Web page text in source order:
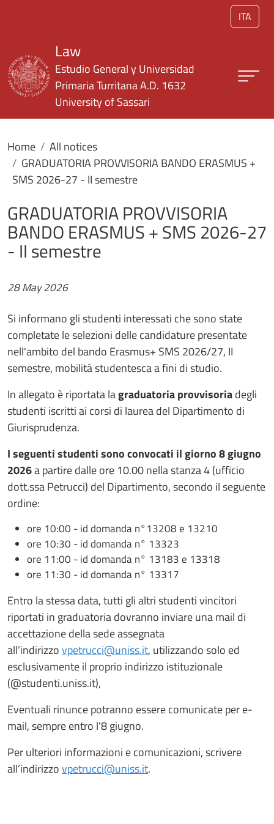
ITA
Law
Estudio General y Universidad
Primaria Turritana A.D. 1632
University of Sassari
Home
All notices
GRADUATORIA PROVVISORIA BANDO ERASMUS +
SMS 2026-27 - II semestre
GRADUATORIA PROVVISORIA
BANDO ERASMUS + SMS 2026-27
- II semestre
28 May 2026
Si informano gli studenti interessati che sono state
completate le selezioni delle candidature presentate
nell'ambito del bando Erasmus+ SMS 2026/27, II
semestre, mobilità studentesca a fini di studio.
In allegato è riportata lagraduatoria provvisoriadegli
studenti iscritti ai corsi di laurea del Dipartimento di
Giurisprudenza.
I seguenti studenti sono convocati il giorno 8 giugno
2026a partire dalle ore 10.00 nella stanza 4 (ufficio
dott.ssa Petrucci) del Dipartimento, secondo il seguente
ordine:
ore 10:00 - id domanda n°13208 e 13210
ore 10:30 - id domanda n° 13323
ore 11:00 - id domanda n° 13183 e 13318
ore 11:30 - id domanda n° 13317
Entro la stessa data, tutti gli altri studenti vincitori
riportati in graduatoria dovranno inviare una mail di
accettazione della sede assegnata
all’indirizzovpetrucci@uniss.it, utilizzando solo ed
esclusivamente il proprio indirizzo istituzionale
(@studenti.uniss.it),
Eventuali rinunce potranno essere comunicate per e-
mail, sempre entro l'8 giugno.
Per ulteriori informazioni e comunicazioni, scrivere
all’indirizzovpetrucci@uniss.it.